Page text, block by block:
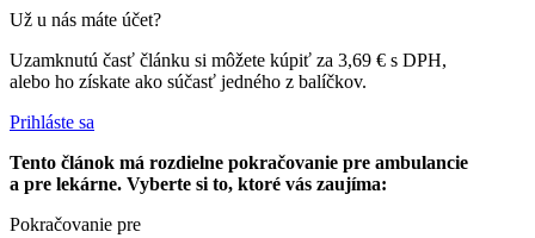
Už u nás máte účet?
Uzamknutú časť článku si môžete kúpiť za 3,69 € s DPH,
alebo ho získate ako súčasť jedného z balíčkov.
Prihláste sa
Tento článok má rozdielne pokračovanie pre ambulancie
a pre lekárne. Vyberte si to, ktoré vás zaujíma:
Pokračovanie pre